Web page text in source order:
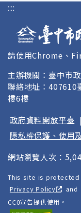
:::
請使用Chrome、
主辦機關：臺中市
聯絡地址：407610
樓6樓
政府資料開放平臺 |
隱私權保護、使用
網站瀏覽人次：
This site is protected
Privacy Policy
and
CC0宣告提供使用。